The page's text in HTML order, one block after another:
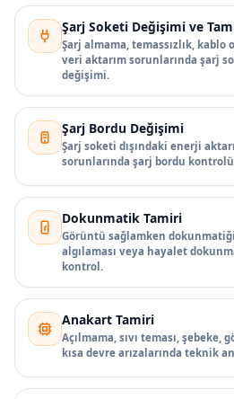
Şarj Soketi Değişimi ve
Şarj almama, temassızlık, kablo
veri aktarım sorunlarında şarj
değişimi.
Şarj Bordu Değişimi
Şarj soketi dışındaki enerji
sorunlarında şarj bordu
Dokunmatik Tamiri
Görüntü sağlamken
algılaması veya hayalet
kontrol.
Anakart Tamiri
Açılmama, sıvı teması, şebeke,
kısa devre arızalarında teknik